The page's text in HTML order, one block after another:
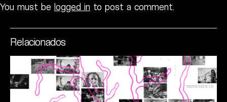
You must be logged in to post a comment.
Relacionados